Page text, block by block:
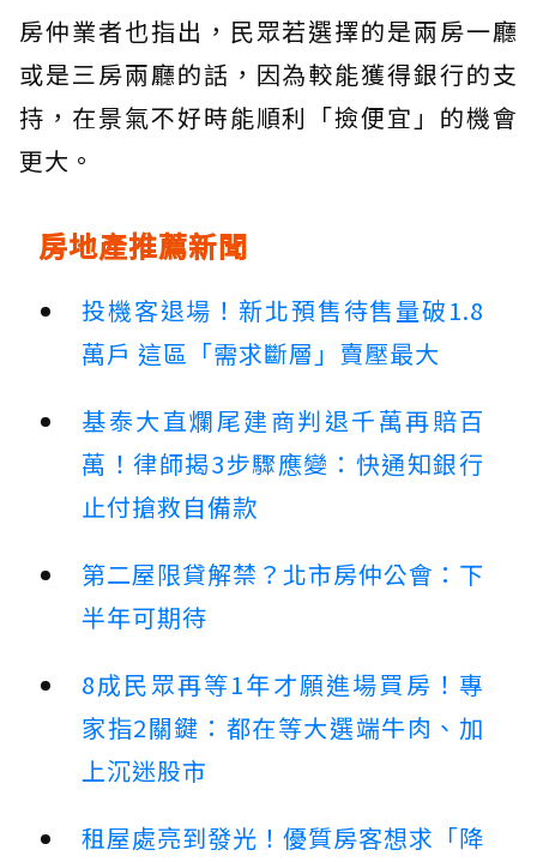
房仲業者也指出，民眾若選擇的是兩房一廳
或是三房兩廳的話，因為較能獲得銀行的支
持，在景氣不好時能順利「撿便宜」的機會
更大。
房地產推薦新聞
投機客退場！新北預售待售量破1.8
萬戶 這區「需求斷層」賣壓最大
基泰大直爛尾建商判退千萬再賠百
萬！律師揭3步驟應變：快通知銀行
止付搶救自備款
第二屋限貸解禁？北市房仲公會：下
半年可期待
8成民眾再等1年才願進場買房！專
家指2關鍵：都在等大選端牛肉、加
上沉迷股市
租屋處亮到發光！優質房客想求「降